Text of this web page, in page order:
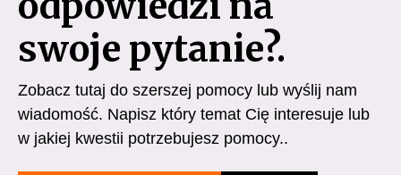
swoje pytanie?.
Zobacz tutaj do szerszej pomocy lub wyślij nam
wiadomość. Napisz który temat Cię interesuje lub
w jakiej kwestii potrzebujesz pomocy..